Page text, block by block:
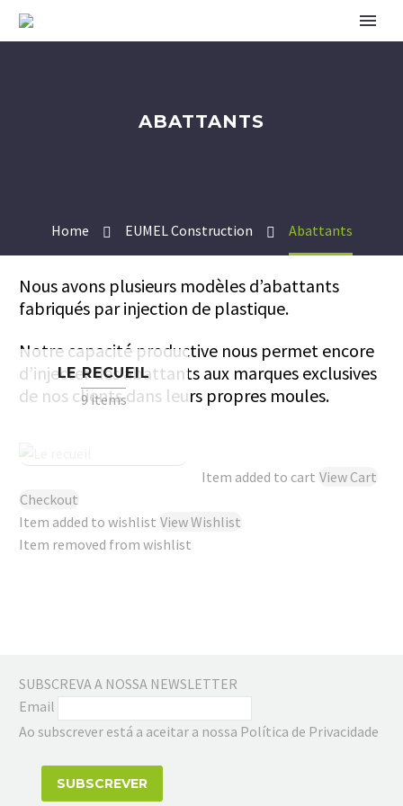
ABATTANTS
Home EUMEL Construction Abattants
Nous avons plusieurs modèles d’abattants
fabriqués par injection de plastique.
Notre capacité productive nous permet encore
d’injecter des abattants aux marques exclusives
de nos clients dans leurs propres moules.
LE RECUEIL
9 items
Item added to cart View Cart
Checkout
Item added to wishlist View Wishlist
Item removed from wishlist
SUBSCREVA A NOSSA NEWSLETTER
Email
Ao subscrever está a aceitar a nossa Política de Privacidade